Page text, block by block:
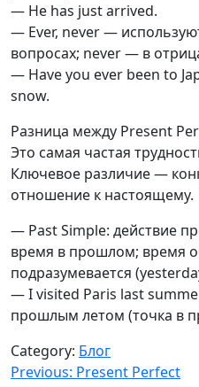
— He has just arrived.
— Ever, never —
вопросах; never — в
— Have you ever been to
snow.
Разница между Present
Это самая частая
Ключевое различие —
отношение к настоящему.
— Past Simple: действие
время в прошлом; время
подразумевается
— I visited Paris last
прошлым летом (точка в
Category: Блог
Навигация
Previous: Present Perfect